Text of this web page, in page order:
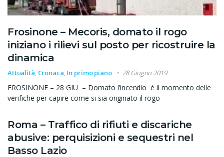
Frosinone – Mecoris, domato il rogo
iniziano i rilievi sul posto per ricostruire la
dinamica
Attualità, Cronaca,In primo piano 28 Giugno 2019
FROSINONE – 28 GIU – Domato l’incendio è il momento delle
verifiche per capire come si sia originato il rogo
Roma – Traffico di rifiuti e discariche
abusive: perquisizioni e sequestri nel
Basso Lazio